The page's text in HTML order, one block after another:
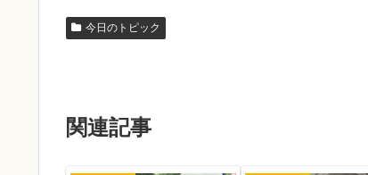
今日のトピック
関連記事